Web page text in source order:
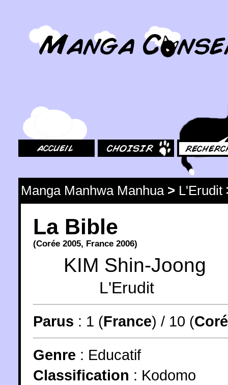
Manga Manhwa Manhua> L'Erudit
La Bible
(Corée 2005, France 2006)
KIM Shin-Joong
L'Erudit
Parus : 1 (France) / 10 (
Genre : Educatif
Classification : Kodomo